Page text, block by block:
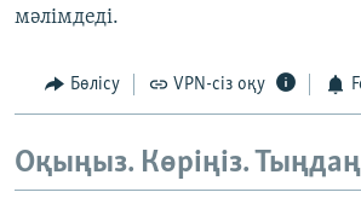
мәлімдеді.
Бөлісу VPN-сіз оқу
Оқыңыз. Көріңіз.